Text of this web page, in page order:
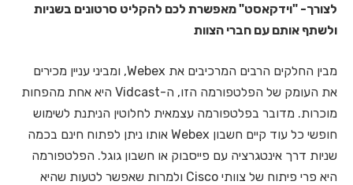
לצורך- "וידקאסט" מאפשרת לכם להקליט סרטונים בשניות
ולשתף אותם עם חברי הצוות
מבין החלקים הרבים המרכיבים את Webex, ומביני עניין מכירים
את העומק של הפלטפורמה הזו, ה-Vidcast היא אחת מהפחות
מוכרות. מדובר בפלטפורמה עצמאית לחלוטין הניתנת לשימוש
חופשי כל עוד קיים חשבון Webex אותו ניתן לפתוח חינם בכמה
שניות דרך אינטגרציה עם פייסבוק או חשבון גוגל. הפלטפורמה
היא פרי פיתוח של צוותי Cisco ולמרות שאפשר לטעות שהיא